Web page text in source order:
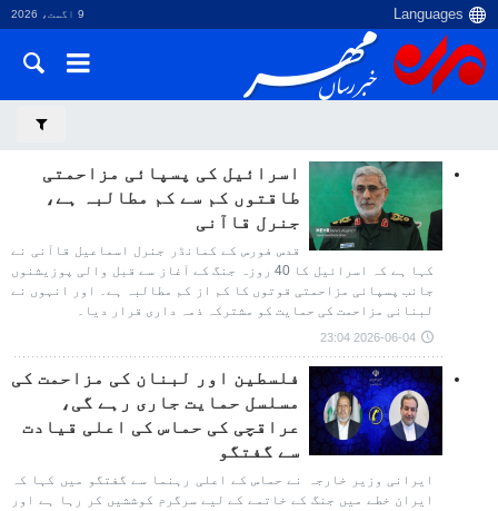
9 اگست، 2026
اسرائیل کی پسپائی مزاحمتی
طاقتوں کم سے کم مطالبہ ہے،
جنرل قاآنی
قدس فورس کے کمانڈر جنرل اسماعیل قاآنی نے
کہا ہے کہ اسرائیل کا 40 روزہ جنگ کے آغاز سے قبل والی پوزیشنوں
جانب پسپائی مزاحمتی قوتوں کا کم از کم مطالبہ ہے۔ اور انہوں نے
لبنانی مزاحمت کی حمایت کو مشترکہ ذمہ داری قرار دیا۔
2026-06-04 23:04
فلسطین اور لبنان کی مزاحمت کی
مسلسل حمایت جاری رہے گی،
عراقچی کی حماس کی اعلی قیادت
سے گفتگو
ایرانی وزیر خارجہ نے حماس کے اعلی رہنما سے گفتگو میں کہا کہ
ایران خطے میں جنگ کے خاتمے کے لیے سرگرم کوششیں کر رہا ہے اور